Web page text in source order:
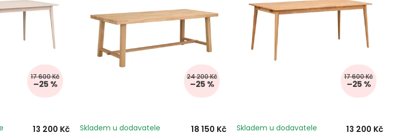
17 600 Kč
–25 %
13 200 Kč
24 200 Kč
–25 %
Skladem u dodavatele 18 150 Kč
17 600 Kč
–25 %
Skladem u dodavatele 13 200 Kč